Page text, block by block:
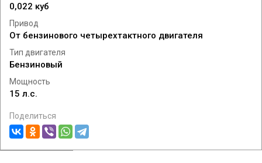
0,022 куб
Привод
От бензинового четырехтактного двигателя
Тип двигателя
Бензиновый
Мощность
15 л.с.
Поделиться